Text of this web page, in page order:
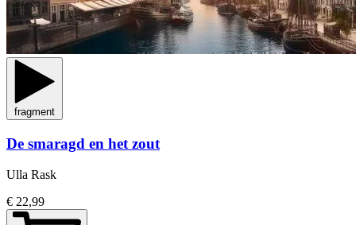
fragment
De smaragd en het zout
Ulla Rask
€ 22,99